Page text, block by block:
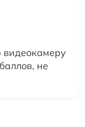
видеокамеру
не